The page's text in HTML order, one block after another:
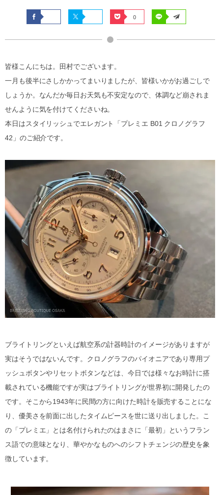
0
皆様こんにちは。田村でございます。
一月も後半にさしかかってまいりましたが、皆様いかがお過ごしで
しょうか。なんだか毎日お天気も不安定なので、体調など崩されま
せんように気を付けてくださいね。
本日はスタイリッシュでエレガント「プレミエ B01 クロノグラフ
42」のご紹介です。
ブライトリングといえば航空系の計器時計のイメージがありますが
実はそうではないんです。クロノグラフのパイオニアであり専用プ
ッシュボタンやリセットボタンなどは、今日では様々なお時計に搭
載されている機能ですが実はブライトリングが世界初に開発したの
です。そこから1943年に民間の方に向けた時計を販売することにな
り、優美さを前面に出したタイムピースを世に送り出しました。こ
の「プレミエ」とは名付けられたのはまさに「最初」というフラン
ス語での意味となり、華やかなものへのシフトチェンジの歴史を象
徴しています。